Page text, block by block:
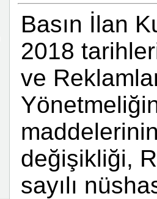
Basın İlan
2018
ve
değişikliği,
sayılı